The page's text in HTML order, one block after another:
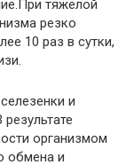
тяжелой
резко
10 раз в сутки,
и
организмом
обмена и